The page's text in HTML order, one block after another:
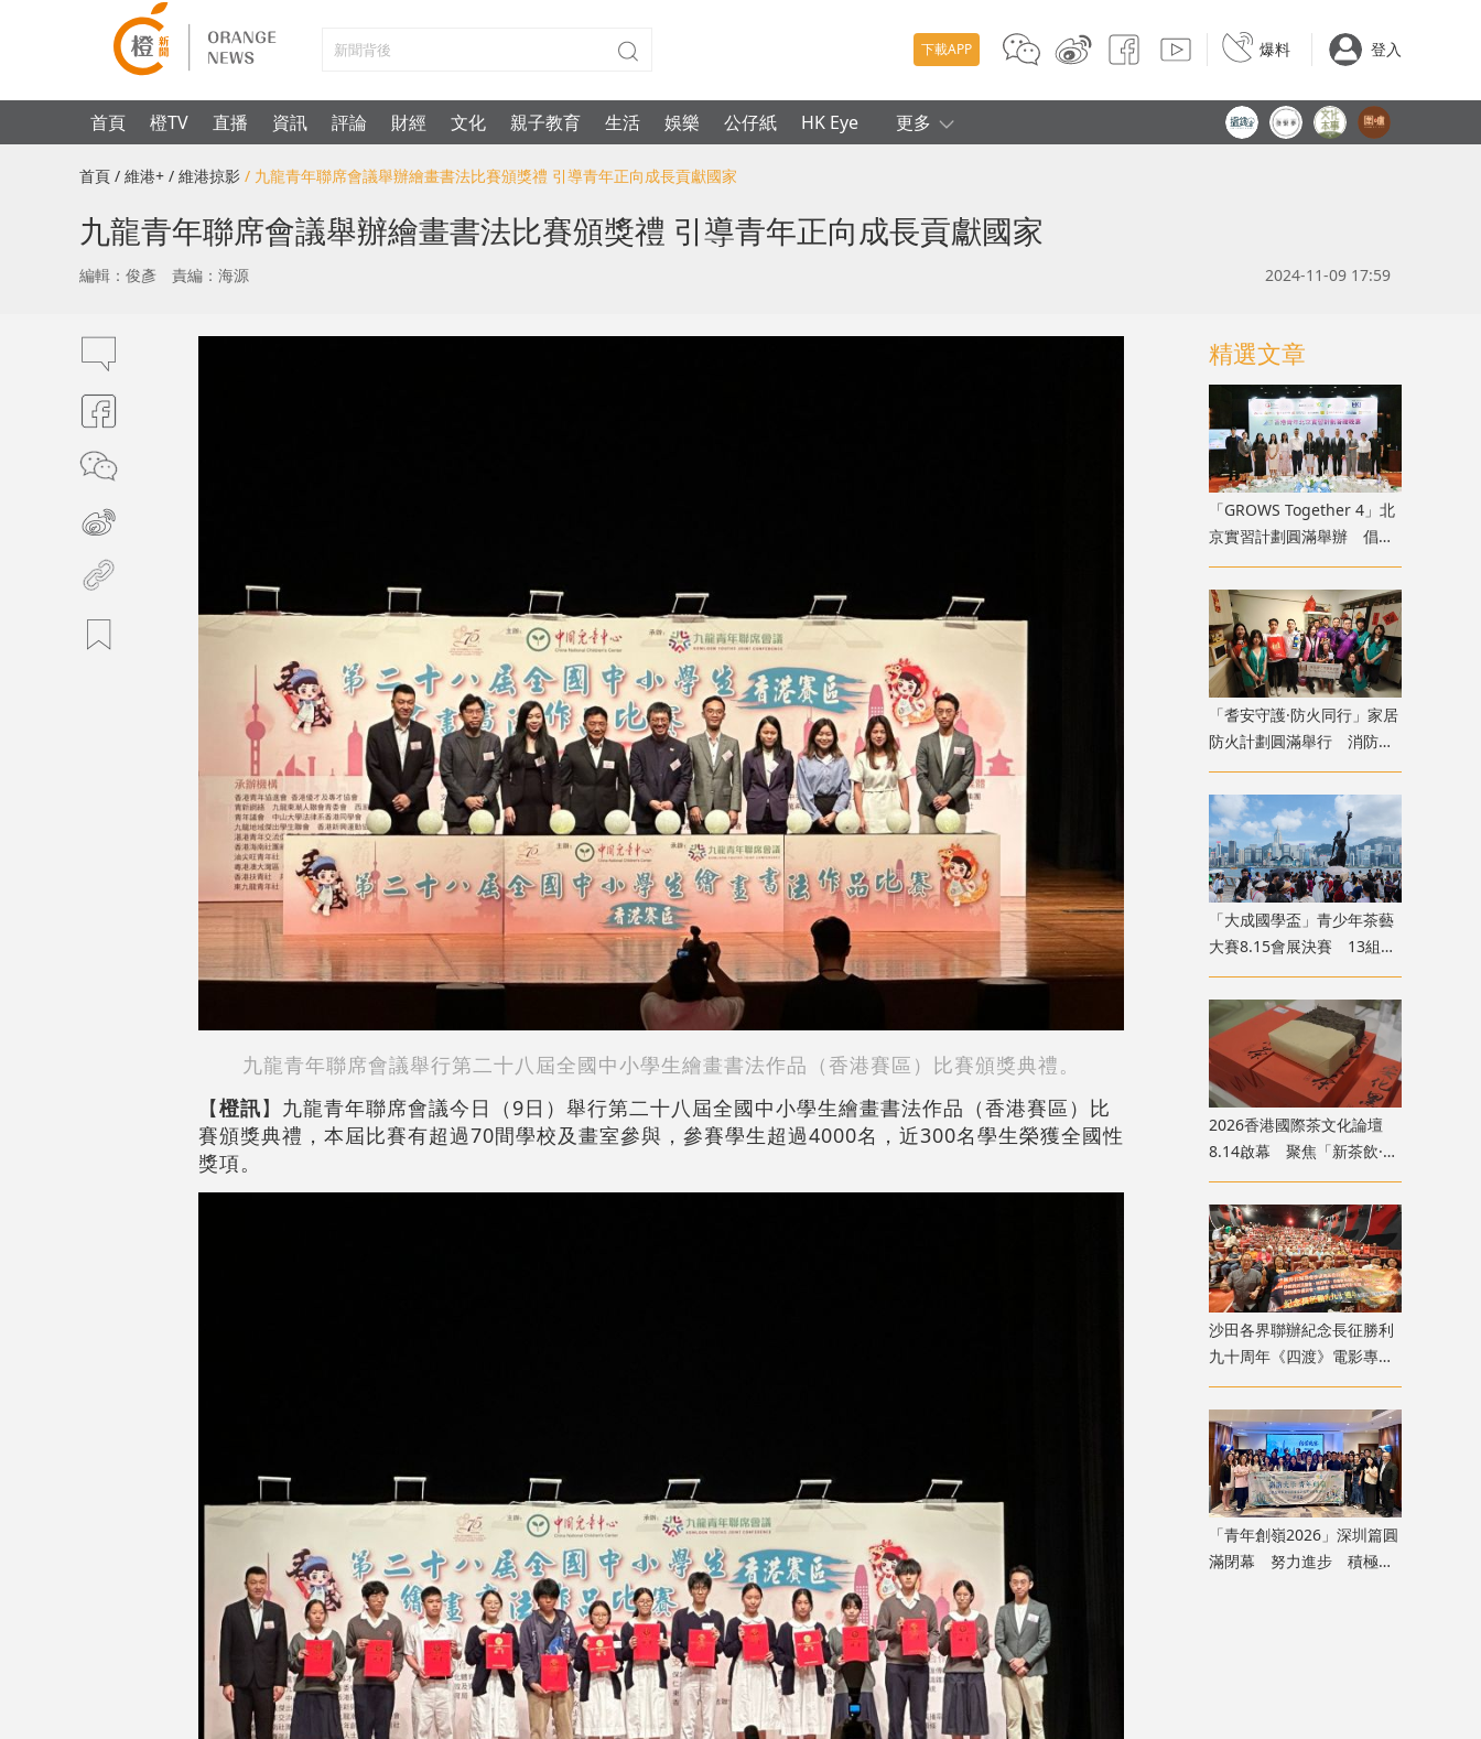
下載APP 爆料 登入
首頁 橙TV 直播 資訊 評論 財經 文化 親子教育 生活 娛樂 公仔紙 HK Eye 更多
首頁 / 維港+ / 維港掠影 / 九龍青年聯席會議舉辦繪畫書法比賽頒獎禮 引導青年正向成長貢獻國家
九龍青年聯席會議舉辦繪畫書法比賽頒獎禮 引導青年正向成長貢獻國家
編輯：俊彥 責編：海源 2024-11-09 17:59
九龍青年聯席會議舉行第二十八屆全國中小學生繪畫書法作品（香港賽區）比賽頒獎典禮。
【橙訊】九龍青年聯席會議今日（9日）舉行第二十八屆全國中小學生繪畫書法作品（香港賽區）比
賽頒獎典禮，本屆比賽有超過70間學校及畫室參與，參賽學生超過4000名，近300名學生榮獲全國性
獎項。
精選文章
「GROWS Together 4」北
京實習計劃圓滿舉辦 倡香
港青年融入國家廣闊舞台
「耆安守護·防火同行」家居
防火計劃圓滿舉行 消防處
義工隊為長者裝「防火三
寶」
「大成國學盃」青少年茶藝
大賽8.15會展決賽 13組兩
岸四地選手香江以茗會友
2026香港國際茶文化論壇
8.14啟幕 聚焦「新茶飲·新
茶食·新格局」黃金賽道
沙田各界聯辦紀念長征勝利
九十周年《四渡》電影專
場 逾1100人觀影傳遞長征
精神
「青年創嶺2026」深圳篇圓
滿閉幕 努力進步 積極融